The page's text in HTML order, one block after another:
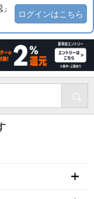
ログインはこちら